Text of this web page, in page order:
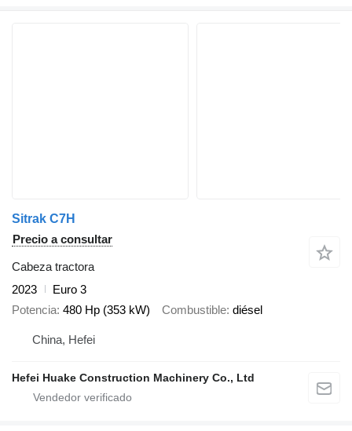
Sitrak C7H
Precio a consultar
Cabeza tractora
2023
Euro 3
Potencia 480 Hp (353 kW) Combustible diésel
China, Hefei
Hefei Huake Construction Machinery Co., Ltd